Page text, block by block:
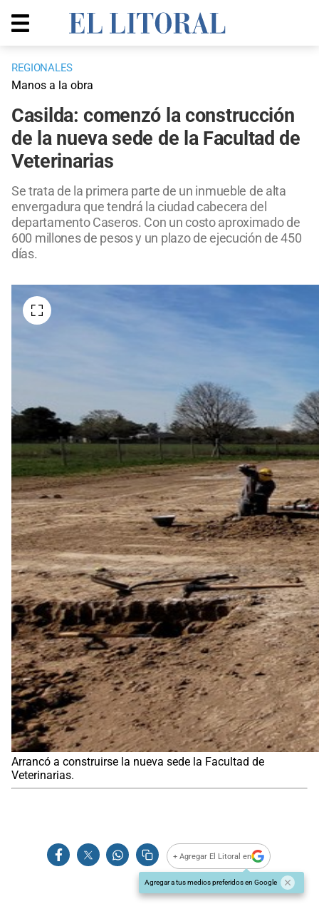
REGIONALES
Manos a la obra
Casilda: comenzó la construcción
de la nueva sede de la Facultad de
Veterinarias
Se trata de la primera parte de un inmueble de alta
envergadura que tendrá la ciudad cabecera del
departamento Caseros. Con un costo aproximado de
600 millones de pesos y un plazo de ejecución de 450
días.
Arrancó a construirse la nueva sede la Facultad de
Veterinarias.
+ Agregar El Litoral en
Agregar a tus medios preferidos en Google